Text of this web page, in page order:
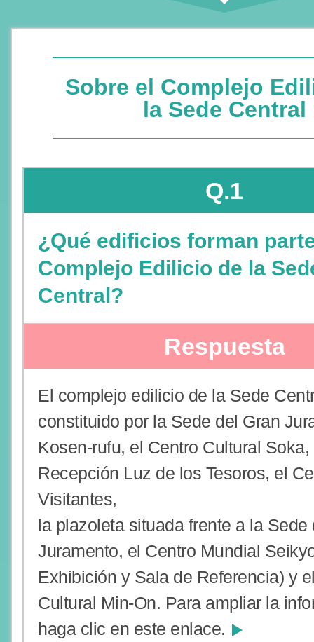
Sobre el Complejo
la Sede Central
Q.1
¿Qué edificios forman
Complejo Edilicio de la
Central?
Respuesta
El complejo edilicio de la Sede
constituido por la Sede del Gran
Kosen-rufu, el Centro Cultural
Recepción Luz de los Tesoros, el
Visitantes,
la plazoleta situada frente a la Sede
Juramento, el Centro Mundial
Exhibición y Sala de Referencia) y
Cultural Min-On. Para ampliar la
haga clic en este enlace.